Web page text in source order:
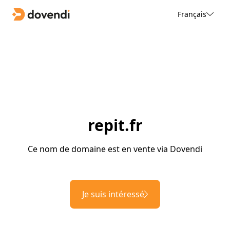
Français
repit.fr
Ce nom de domaine est en vente via Dovendi
Je suis intéressé